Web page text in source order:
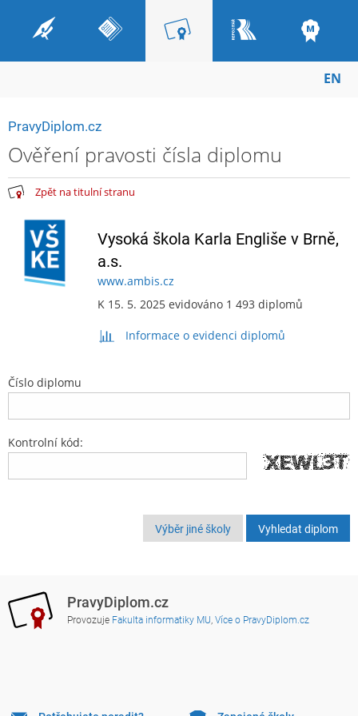
EN
PravyDiplom.cz
Ověření pravosti čísla diplomu
Zpět na titulní stranu
Vysoká škola Karla Engliše v Brně,
a.s.
www.ambis.cz
K 15. 5. 2025 evidováno 1 493 diplomů
Informace o evidenci diplomů
Číslo diplomu
Kontrolní kód:
Výběr jiné školy
PravyDiplom.cz
Provozuje Fakulta informatiky MU, Více o PravyDiplom.cz